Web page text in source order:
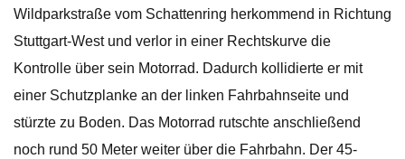
Wildparkstraße vom Schattenring herkommend in Richtung
Stuttgart-West und verlor in einer Rechtskurve die
Kontrolle über sein Motorrad. Dadurch kollidierte er mit
einer Schutzplanke an der linken Fahrbahnseite und
stürzte zu Boden. Das Motorrad rutschte anschließend
noch rund 50 Meter weiter über die Fahrbahn. Der 45-